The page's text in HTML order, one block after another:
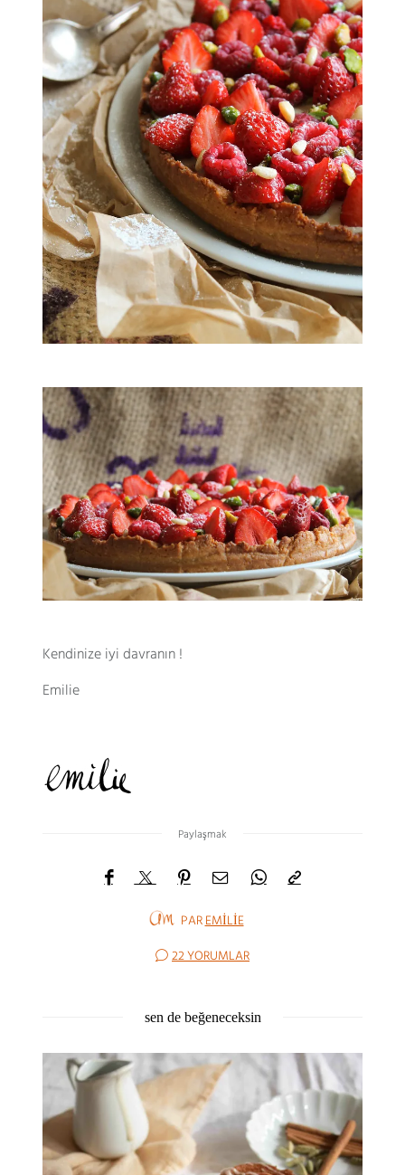
Kendinize iyi davranın !
Emilie
Paylaşmak
PAREMILIE
22 YORUMLAR
sen de beğeneceksin